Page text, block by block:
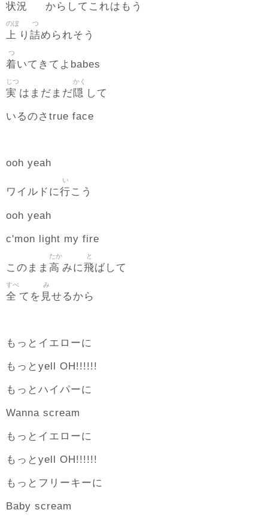
状況 からしてこれはもう
上
のぼ
り 詰
つ
められそう
着
つ
いてきてよbabes
実
じつ
はまだまだ隠
かく
して
いるのさtrue face
ooh yeah
ワイルドに行
い
こう
ooh yeah
c'mon light my fire
このまま 高
たか
みに飛
と
ばして
全
すべ
てを 見
み
せるから
もっとイエローに
もっとyell OH!!!!!!
もっとハイパーに
Wanna scream
もっとイエローに
もっとyell OH!!!!!!
もっとフリーキーに
Baby scream